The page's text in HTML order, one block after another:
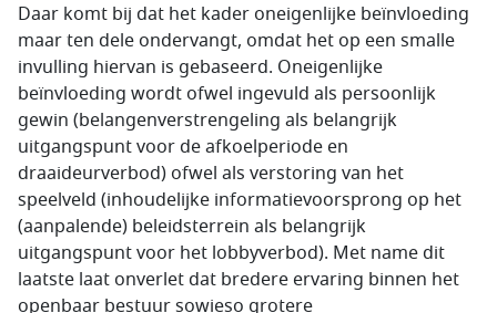
Daar komt bij dat het kader oneigenlijke beïnvloeding
maar ten dele ondervangt, omdat het op een smalle
invulling hiervan is gebaseerd. Oneigenlijke
beïnvloeding wordt ofwel ingevuld als persoonlijk
gewin (belangenverstrengeling als belangrijk
uitgangspunt voor de afkoelperiode en
draaideurverbod) ofwel als verstoring van het
speelveld (inhoudelijke informatievoorsprong op het
(aanpalende) beleidsterrein als belangrijk
uitgangspunt voor het lobbyverbod). Met name dit
laatste laat onverlet dat bredere ervaring binnen het
openbaar bestuur sowieso grotere